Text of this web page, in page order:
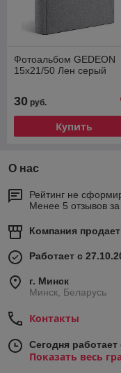
Фотоальбом GEDEON
15x21/50 Лен серый
30 руб.
Купить
О нас
Рейтинг не
Менее 5 отзывов
Компания
Работает с
г. Минск
Минск, Беларусь
Контакты
Сегодня
Показать весь